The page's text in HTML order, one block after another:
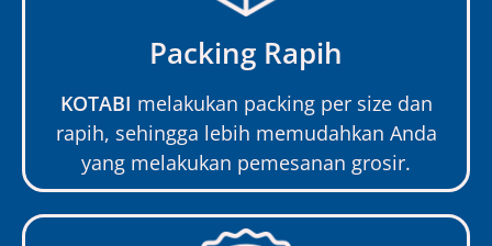
Packing Rapih
KOTABI melakukan packing per size dan
rapih, sehingga lebih memudahkan Anda
yang melakukan pemesanan grosir.